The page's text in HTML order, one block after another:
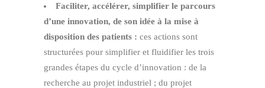
Faciliter, accélérer, simplifier le parcours
d’une innovation, de son idée à la mise à
disposition des patients : ces actions sont
structurées pour simplifier et fluidifier les trois
grandes étapes du cycle d’innovation : de la
recherche au projet industriel ; du projet